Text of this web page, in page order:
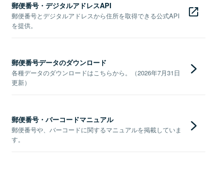
郵便番号・デジタルアドレスAPI
郵便番号とデジタルアドレスから住所を取得できる公式API
を提供。
郵便番号データのダウンロード
各種データのダウンロードはこちらから。（2026年7月31日
更新）
郵便番号・バーコードマニュアル
郵便番号や、バーコードに関するマニュアルを掲載していま
す。